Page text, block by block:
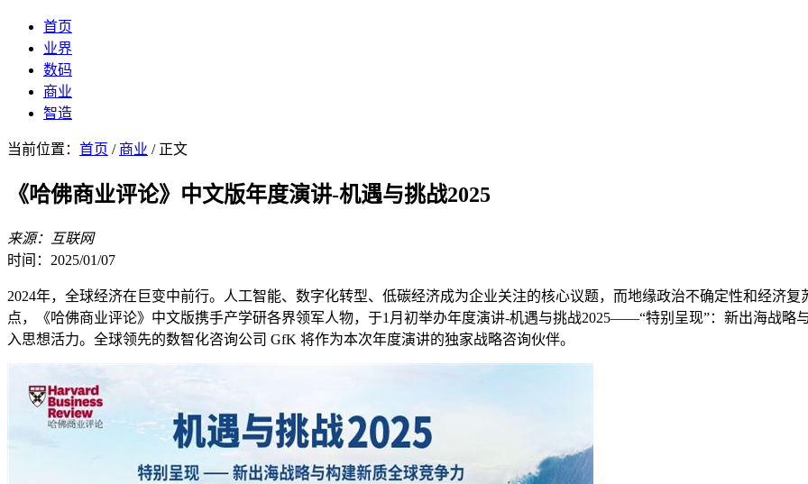
首页
业界
数码
商业
智造
当前位置： 首页 / 商业 / 正文
《哈佛商业评论》中文版年度演讲-机遇与挑战2025
来源：互联网
时间：2025/01/07
2024年，全球经济在巨变中前行。人工智能、数字化转型、低碳经济成为企业关注的核心议题，而地缘政治不确定性和经济
点，《哈佛商业评论》中文版携手产学研各界领军人物，于1月初举办年度演讲-机遇与挑战2025——“特别呈现”：新出海战略
入思想活力。全球领先的数智化咨询公司 GfK 将作为本次年度演讲的独家战略咨询伙伴。